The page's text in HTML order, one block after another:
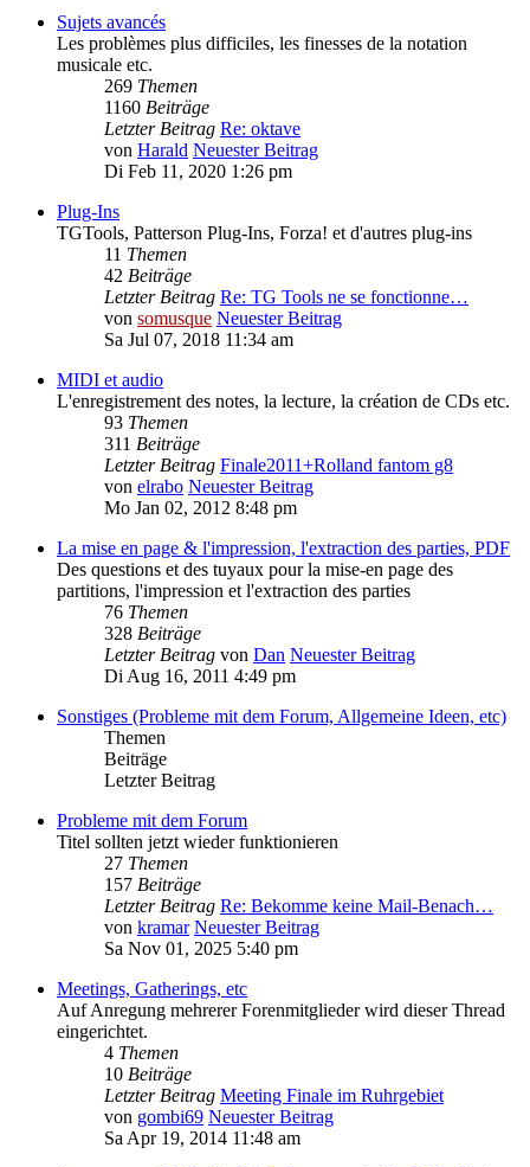
Sujets avancés
Les problèmes plus difficiles, les finesses de la notation
musicale etc.
269 Themen
1160 Beiträge
Letzter Beitrag Re: oktave
von Harald Neuester Beitrag
Di Feb 11, 2020 1:26 pm
Plug-Ins
TGTools, Patterson Plug-Ins, Forza! et d'autres plug-ins
11 Themen
42 Beiträge
Letzter Beitrag Re: TG Tools ne se fonctionne…
von somusque Neuester Beitrag
Sa Jul 07, 2018 11:34 am
MIDI et audio
L'enregistrement des notes, la lecture, la création de CDs etc.
93 Themen
311 Beiträge
Letzter Beitrag Finale2011+Rolland fantom g8
von elrabo Neuester Beitrag
Mo Jan 02, 2012 8:48 pm
La mise en page & l'impression, l'extraction des parties, PDF
Des questions et des tuyaux pour la mise-en page des
partitions, l'impression et l'extraction des parties
76 Themen
328 Beiträge
Letzter Beitrag von Dan Neuester Beitrag
Di Aug 16, 2011 4:49 pm
Sonstiges (Probleme mit dem Forum, Allgemeine Ideen, etc)
Themen
Beiträge
Letzter Beitrag
Probleme mit dem Forum
Titel sollten jetzt wieder funktionieren
27 Themen
157 Beiträge
Letzter Beitrag Re: Bekomme keine Mail-Benach…
von kramar Neuester Beitrag
Sa Nov 01, 2025 5:40 pm
Meetings, Gatherings, etc
Auf Anregung mehrerer Forenmitglieder wird dieser Thread
eingerichtet.
4 Themen
10 Beiträge
Letzter Beitrag Meeting Finale im Ruhrgebiet
von gombi69 Neuester Beitrag
Sa Apr 19, 2014 11:48 am